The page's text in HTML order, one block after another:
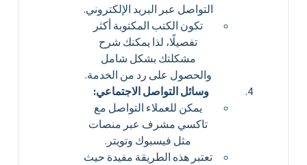
التواصل عبر البريد الإلكتروني.
تكون الكتب المكتوبة أكثر
تفصيلًا، لذا يمكنك شرح
مشكلتك بشكل شامل
والحصول على رد من الخدمة.
وسائل التواصل الاجتماعي:
يمكن للعملاء التواصل مع
تاكسي مشرف عبر منصات
مثل فيسبوك وتويتر.
تعتبر هذه الطريقة مفيدة حيث